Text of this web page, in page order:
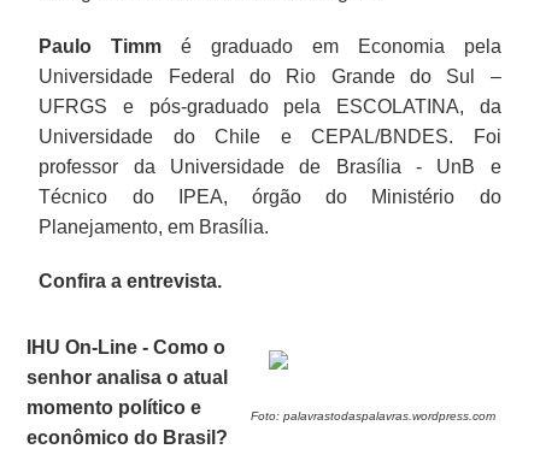
Paulo Timm é graduado em Economia pela
Universidade Federal do Rio Grande do Sul –
UFRGS e pós-graduado pela ESCOLATINA, da
Universidade do Chile e CEPAL/BNDES. Foi
professor da Universidade de Brasília - UnB e
Técnico do IPEA, órgão do Ministério do
Planejamento, em Brasília.
Confira a entrevista.
Foto: palavrastodaspalavras.wordpress.com
IHU On-Line - Como o
senhor analisa o atual
momento político e
econômico do Brasil?